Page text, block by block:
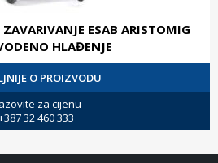
ESAB ARISTOMIG
HLAĐENJE
O PROIZVODU
za cijenu
32 460 333